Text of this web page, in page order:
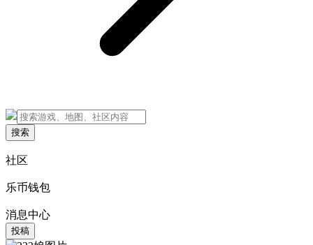
搜索
社区
乐币钱包
消息中心
投稿